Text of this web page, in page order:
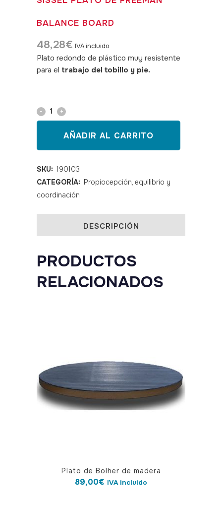
BALANCE BOARD
48,28€ IVA incluido
Plato redondo de plástico muy resistente
para el trabajo del tobillo y pie.
Sissel
de
Freeman
Balance
AÑADIR AL CARRITO
SKU: 190103
CATEGORÍA: Propiocepción, equilibrio y
coordinación
DESCRIPCIÓN
PRODUCTOS
RELACIONADOS
Plato de Bolher de madera
89,00€ IVA incluido